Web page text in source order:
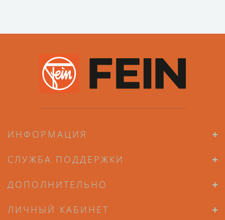
ИНФОРМАЦИЯ
СЛУЖБА ПОДДЕРЖКИ
ДОПОЛНИТЕЛЬНО
ЛИЧНЫЙ КАБИНЕТ